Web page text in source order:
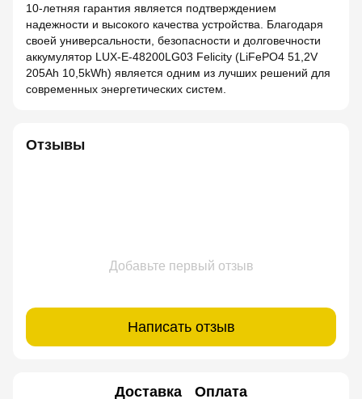
10-летняя гарантия является подтверждением
надежности и высокого качества устройства. Благодаря
своей универсальности, безопасности и долговечности
аккумулятор LUX-E-48200LG03 Felicity (LiFePO4 51,2V
205Ah 10,5kWh) является одним из лучших решений для
современных энергетических систем.
Отзывы
Добавьте первый отзыв
Написать отзыв
Доставка Оплата